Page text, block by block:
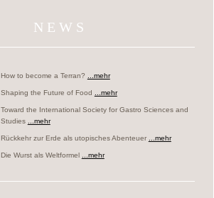
NEWS
How to become a Terran? ...mehr
Shaping the Future of Food ...mehr
Toward the International Society for Gastro Sciences and
Studies
...mehr
Rückkehr zur Erde als utopisches Abenteuer ...mehr
Die Wurst als Weltformel ...mehr